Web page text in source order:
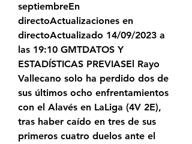
septiembreEn
directoActualizaciones en
directoActualizado 14/09/2023 a
las 19:10 GMTDATOS Y
ESTADÍSTICAS PREVIASEl Rayo
Vallecano solo ha perdido dos de
sus últimos ocho enfrentamientos
con el Alavés en LaLiga (4V 2E),
tras haber caído en tres de sus
primeros cuatro duelos ante el